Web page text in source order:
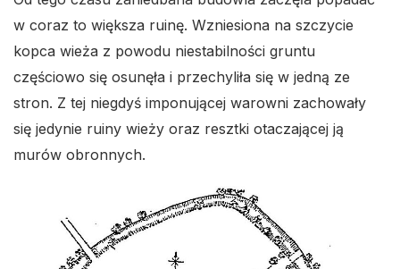
w coraz to większa ruinę. Wzniesiona na szczycie
kopca wieża z powodu niestabilności gruntu
częściowo się osunęła i przechyliła się w jedną ze
stron. Z tej niegdyś imponującej warowni zachowały
się jedynie ruiny wieży oraz resztki otaczającej ją
murów obronnych.